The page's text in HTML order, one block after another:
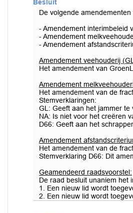
Besluit
De volgende
- Amendement interimbeleid
- Amendement
- Amendement
Amendement veehouderij
Het amendement van
Amendement
Het amendement van de
Stemverklaringen:
GL: Geeft aan het jammer
NA: Is niet voor het creëren
D66: Geeft aan het
Amendement
Het amendement van de
Stemverklaring D66: Dit
Geamendeerd raadsvoorstel:
De raad besluit unaniem het
1. Een nieuw lid wordt
2. Een nieuw lid wordt